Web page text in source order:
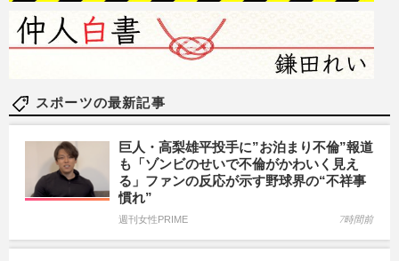
スポーツの最新記事
巨人・高梨雄平投手に”お泊まり不倫”報道
も「ゾンビのせいで不倫がかわいく見え
る」ファンの反応が示す野球界の“不祥事
慣れ”
週刊女性PRIME 7時間前